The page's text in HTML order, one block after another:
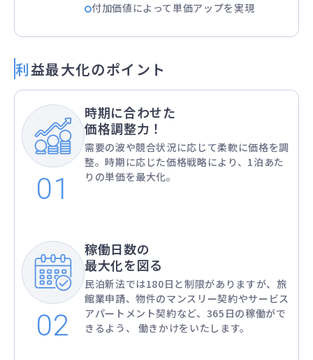
付加価値によって単価アップを実現
利益最大化のポイント
時期に合わせた
価格調整力！
需要の波や競合状況に応じて柔軟に価格を調
整。時期に応じた価格戦略により、1泊あた
りの単価を最大化。
稼働日数の
最大化を図る
民泊新法では180日と制限がありますが、旅
館業申請、物件のマンスリー契約やサービス
アパートメント契約など、365日の稼働がで
きるよう、 働きかけをいたします。